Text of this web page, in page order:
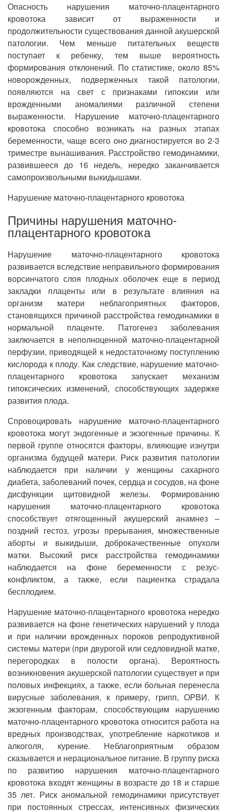
Опасность нарушения маточно-плацентарного
кровотока зависит от выраженности и
продолжительности существования данной акушерской
патологии. Чем меньше питательных веществ
поступает к ребенку, тем выше вероятность
формирования отклонений. По статистике, около 85%
новорожденных, подверженных такой патологии,
появляются на свет с признаками гипоксии или
врожденными аномалиями различной степени
выраженности. Нарушение маточно-плацентарного
кровотока способно возникать на разных этапах
беременности, чаще всего оно диагностируется во 2-3
триместре вынашивания. Расстройство гемодинамики,
развившееся до 16 недель, нередко заканчивается
самопроизвольными выкидышами.
Нарушение маточно-плацентарного кровотока
Причины нарушения маточно-
плацентарного кровотока
Нарушение маточно-плацентарного кровотока
развивается вследствие неправильного формирования
ворсинчатого слоя плодных оболочек еще в период
закладки плаценты или в результате влияния на
организм матери неблагоприятных факторов,
становящихся причиной расстройства гемодинамики в
нормальной плаценте. Патогенез заболевания
заключается в неполноценной маточно-плацентарной
перфузии, приводящей к недостаточному поступлению
кислорода к плоду. Как следствие, нарушение маточно-
плацентарного кровотока запускает механизм
гипоксических изменений, способствующих задержке
развития плода.
Спровоцировать нарушение маточно-плацентарного
кровотока могут эндогенные и экзогенные причины. К
первой группе относятся факторы, влияющие изнутри
организма будущей матери. Риск развития патологии
наблюдается при наличии у женщины сахарного
диабета, заболеваний почек, сердца и сосудов, на фоне
дисфункции щитовидной железы. Формированию
нарушения маточно-плацентарного кровотока
способствует отягощенный акушерский анамнез –
поздний гестоз, угрозы прерывания, множественные
аборты и выкидыши, доброкачественные опухоли
матки. Высокий риск расстройства гемодинамики
наблюдается на фоне беременности с резус-
конфликтом, а также, если пациентка страдала
бесплодием.
Нарушение маточно-плацентарного кровотока нередко
развивается на фоне генетических нарушений у плода
и при наличии врожденных пороков репродуктивной
системы матери (при двурогой или седловидной матке,
перегородках в полости органа). Вероятность
возникновения акушерской патологии существует и при
половых инфекциях, а также, если больная перенесла
вирусные заболевания, к примеру, грипп, ОРВИ. К
экзогенным факторам, способствующим нарушению
маточно-плацентарного кровотока относится работа на
вредных производствах, употребление наркотиков и
алкоголя, курение. Неблагоприятным образом
сказывается и нерациональное питание. В группу риска
по развитию нарушения маточно-плацентарного
кровотока входят женщины в возрасте до 18 и старше
35 лет. Риск аномальной гемодинамики присутствует
при постоянных стрессах, интенсивных физических